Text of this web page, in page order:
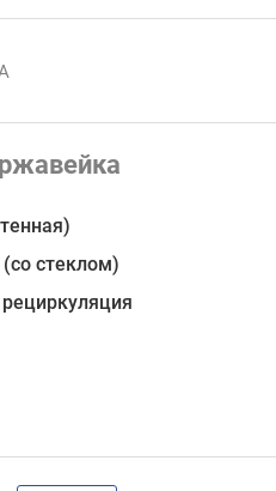
стеклом)